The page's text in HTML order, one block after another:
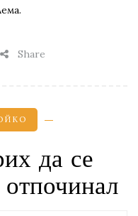
Share
да се